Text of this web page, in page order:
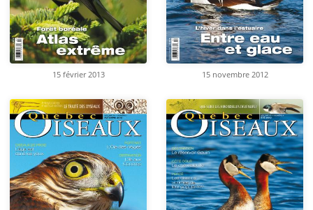
15 février 2013 15 novembre 2012